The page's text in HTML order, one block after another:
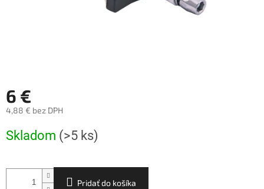
6 €
4,88 € bez DPH
cena:
Skladom (>5 ks)
Pridať do košíka